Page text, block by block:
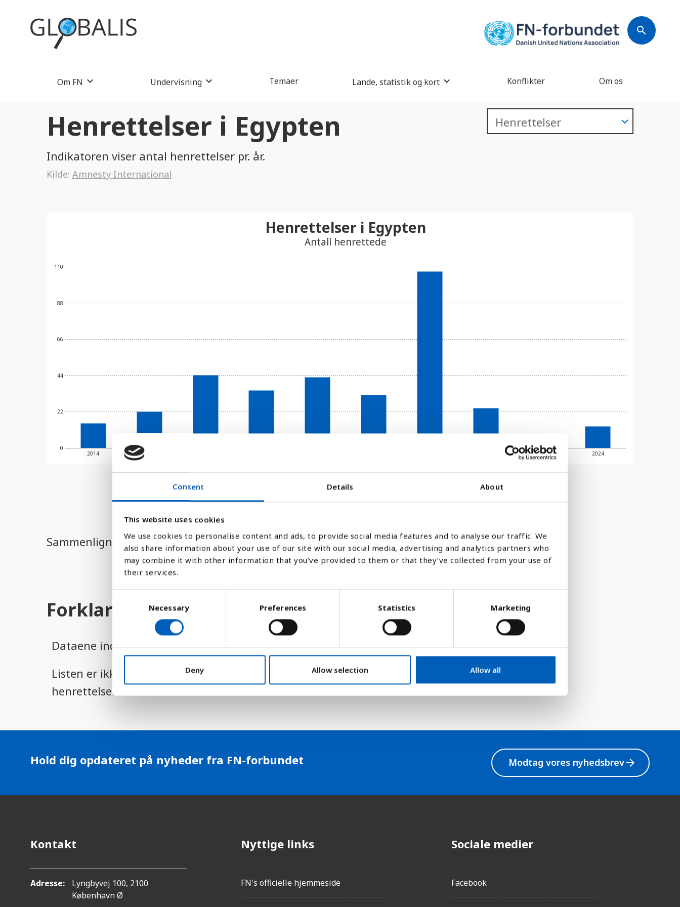
Consent Details About
This website uses cookies
We use cookies to personalise content and ads, to provide social media features and to analyse our traffic. We
also share information about your use of our site with our social media, advertising and analytics partners who
may combine it with other information that you’ve provided to them or that they’ve collected from your use of
their services.
o
e
e
c
o
Necessary Preferences Statistics Marketing
Deny Allow selection Allow all
search
Om FN Undervisning Temaer Lande, statistik og kort Konflikter Om os
Henrettelser i Egypten
Indikatoren viser antal henrettelser pr. år.
Kilde: Amnesty International
0
22
44
66
88
110
2014 2015 2023 2024
Henrettelser i Egypten
Antall henrettede
Linje
Sammenligne med:
Forklaring
Dataene indsamles og offentliggøres afAmnesty International.
Listen er ikke komplet, da der er mange lande, som ikke oplyser antallet af årlige
henrettelser.
Hold dig opdateret på nyheder fra FN-forbundet Modtag vores nyhedsbrevarrow_forward
Kontakt
Adresse:
Lyngbyvej 100, 2100
København Ø
Nyttige links
FN's officielle hjemmeside
Sociale medier
Facebook